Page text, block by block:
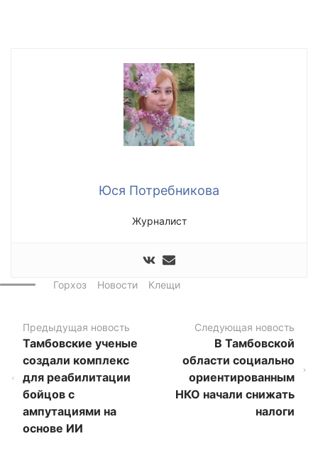
Юся Потребникова
Журналист
Горхоз Новости Клещи
Предыдущая новость
Тамбовские ученые
создали комплекс
для реабилитации
бойцов с
ампутациями на
основе ИИ
Следующая новость
В Тамбовской
области социально
ориентированным
НКО начали снижать
налоги